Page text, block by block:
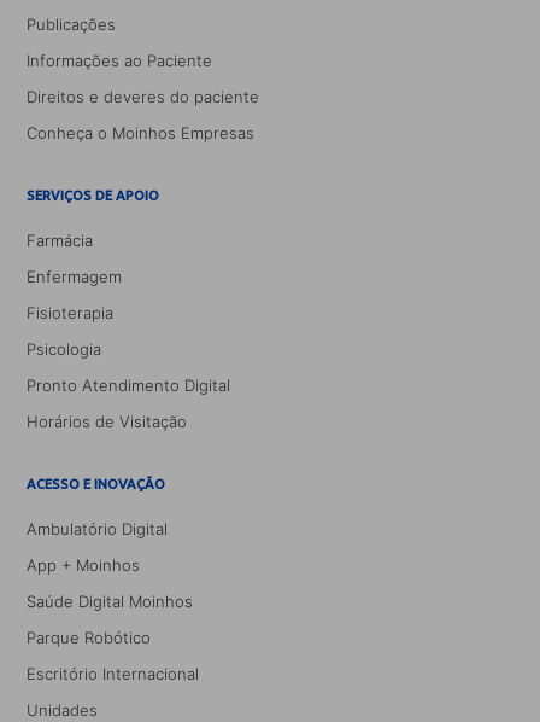
Publicações
Informações ao Paciente
Direitos e deveres do paciente
Conheça o Moinhos Empresas
SERVIÇOS DE APOIO
Farmácia
Enfermagem
Fisioterapia
Psicologia
Pronto Atendimento Digital
Horários de Visitação
ACESSO E INOVAÇÃO
Ambulatório Digital
App + Moinhos
Saúde Digital Moinhos
Parque Robótico
Escritório Internacional
Unidades